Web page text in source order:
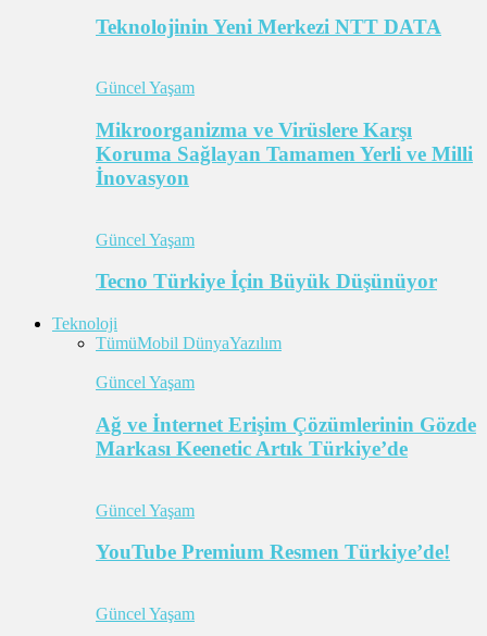
Teknolojinin Yeni Merkezi NTT DATA
Güncel Yaşam
Mikroorganizma ve Virüslere Karşı
Koruma Sağlayan Tamamen Yerli ve Milli
İnovasyon
Güncel Yaşam
Tecno Türkiye İçin Büyük Düşünüyor
Teknoloji
TümüMobil DünyaYazılım
Güncel Yaşam
Ağ ve İnternet Erişim Çözümlerinin Gözde
Markası Keenetic Artık Türkiye’de
Güncel Yaşam
YouTube Premium Resmen Türkiye’de!
Güncel Yaşam